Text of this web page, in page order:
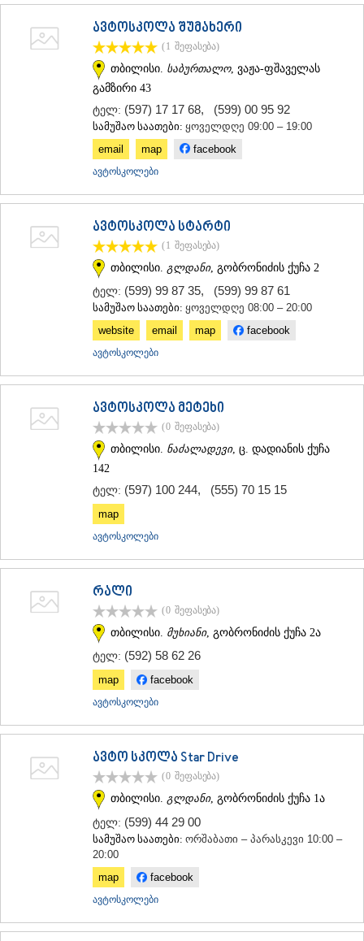
ᲗᲘᲐᲜᲔᲗᲘ
ᲡᲢᲔᲤᲐᲜᲬᲛᲘᲜᲓᲐ (ᲧᲐᲖᲑᲔᲒᲘ)
ᲠᲐᲭᲐ-ᲚᲔᲩᲮᲣᲛᲘ/ᲥᲕᲔᲛᲝ ᲡᲕᲐᲜᲔᲗᲘ
ᲐᲛᲑᲠᲝᲚᲐᲣᲠᲘ
ᲡᲐᲛᲔᲒᲠᲔᲚᲝ/ᲖᲔᲛᲝ ᲡᲕᲐᲜᲔᲗᲘ
ᲖᲣᲒᲓᲘᲓᲘ
ᲛᲔᲡᲢᲘᲐ
ᲐᲓᲘᲒᲔᲜᲘ
ᲐᲡᲞᲘᲜᲫᲐ
ᲐᲮᲐᲚᲥᲐᲚᲐᲥᲘ
ᲜᲘᲜᲝᲬᲛᲘᲜᲓᲐ
ᲥᲕᲔᲛᲝ ᲥᲐᲠᲗᲚᲘ
ᲒᲐᲠᲓᲐᲑᲐᲜᲘ
ᲗᲔᲗᲠᲘᲬᲧᲐᲠᲝ
ᲮᲐᲨᲣᲠᲘ
ᲡᲐᲥᲐᲠᲗᲕᲔᲚᲝ
ავტოსკოლა შუმახერი
(1 შეფასება)
თბილისი. საბურთალო, ვაჟა-ფშაველას
გამზირი 43
ტელ: (597) 17 17 68, (599) 00 95 92
სამუშაო საათები: ყოველდღე 09:00 – 19:00
email
map facebook
ავტოსკოლები
ავტოსკოლა სტარტი
(1 შეფასება)
თბილისი. გლდანი, გობრონიძის ქუჩა 2
ტელ: (599) 99 87 35, (599) 99 87 61
სამუშაო საათები: ყოველდღე 08:00 – 20:00
website
email map facebook
ავტოსკოლები
ავტოსკოლა მეტეხი
(0 შეფასება)
თბილისი. ნაძალადევი, ც. დადიანის ქუჩა
142
ტელ: (597) 100 244, (555) 70 15 15
map
ავტოსკოლები
რალი
(0 შეფასება)
თბილისი. მუხიანი, გობრონიძის ქუჩა 2ა
ტელ: (592) 58 62 26
map facebook
ავტოსკოლები
ავტო სკოლა Star Drive
(0 შეფასება)
თბილისი. გლდანი, გობრონიძის ქუჩა 1ა
ტელ: (599) 44 29 00
სამუშაო საათები: ორშაბათი – პარასკევი 10:00 –
20:00
map
facebook
ავტოსკოლები